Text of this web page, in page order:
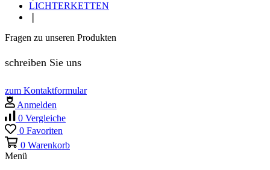
LICHTERKETTEN
Fragen zu unseren Produkten
schreiben Sie uns
zum Kontaktformular
Anmelden
0 Vergleiche
0 Favoriten
0 Warenkorb
Menü